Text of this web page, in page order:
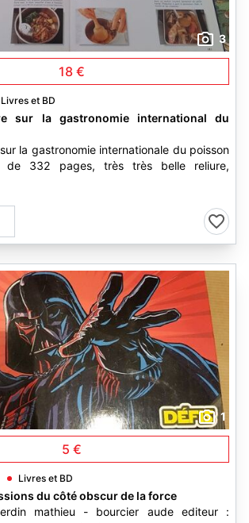
3
18 €
Livres et BD
sur la gastronomie international du
la gastronomie internationale du poisson
de 332 pages, très très belle reliure,
1
5 €
Livres et BD
du côté obscur de la force
mathieu - bourcier aude editeur :